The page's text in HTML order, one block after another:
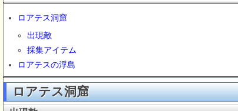
ロアテス洞窟
出現敵
採集アイテム
ロアテスの浮島
ロアテス洞窟